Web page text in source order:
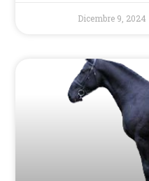
Dicembre 9, 2024